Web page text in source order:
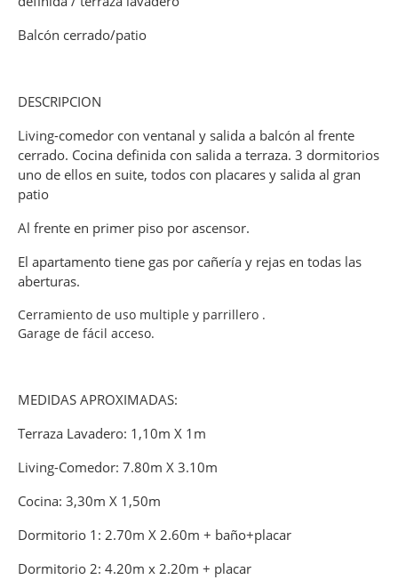
Balcón cerrado/patio
DESCRIPCION
Living-comedor con ventanal y salida a balcón al frente
cerrado. Cocina definida con salida a terraza. 3 dormitorios
uno de ellos en suite, todos con placares y salida al gran
patio
Al frente en primer piso por ascensor.
El apartamento tiene gas por cañería y rejas en todas las
aberturas.
Cerramiento de uso multiple y parrillero .
Garage de fácil acceso.
MEDIDAS APROXIMADAS:
Terraza Lavadero: 1,10m X 1m
Living-Comedor: 7.80m X 3.10m
Cocina: 3,30m X 1,50m
Dormitorio 1: 2.70m X 2.60m + baño+placar
Dormitorio 2: 4.20m x 2.20m + placar